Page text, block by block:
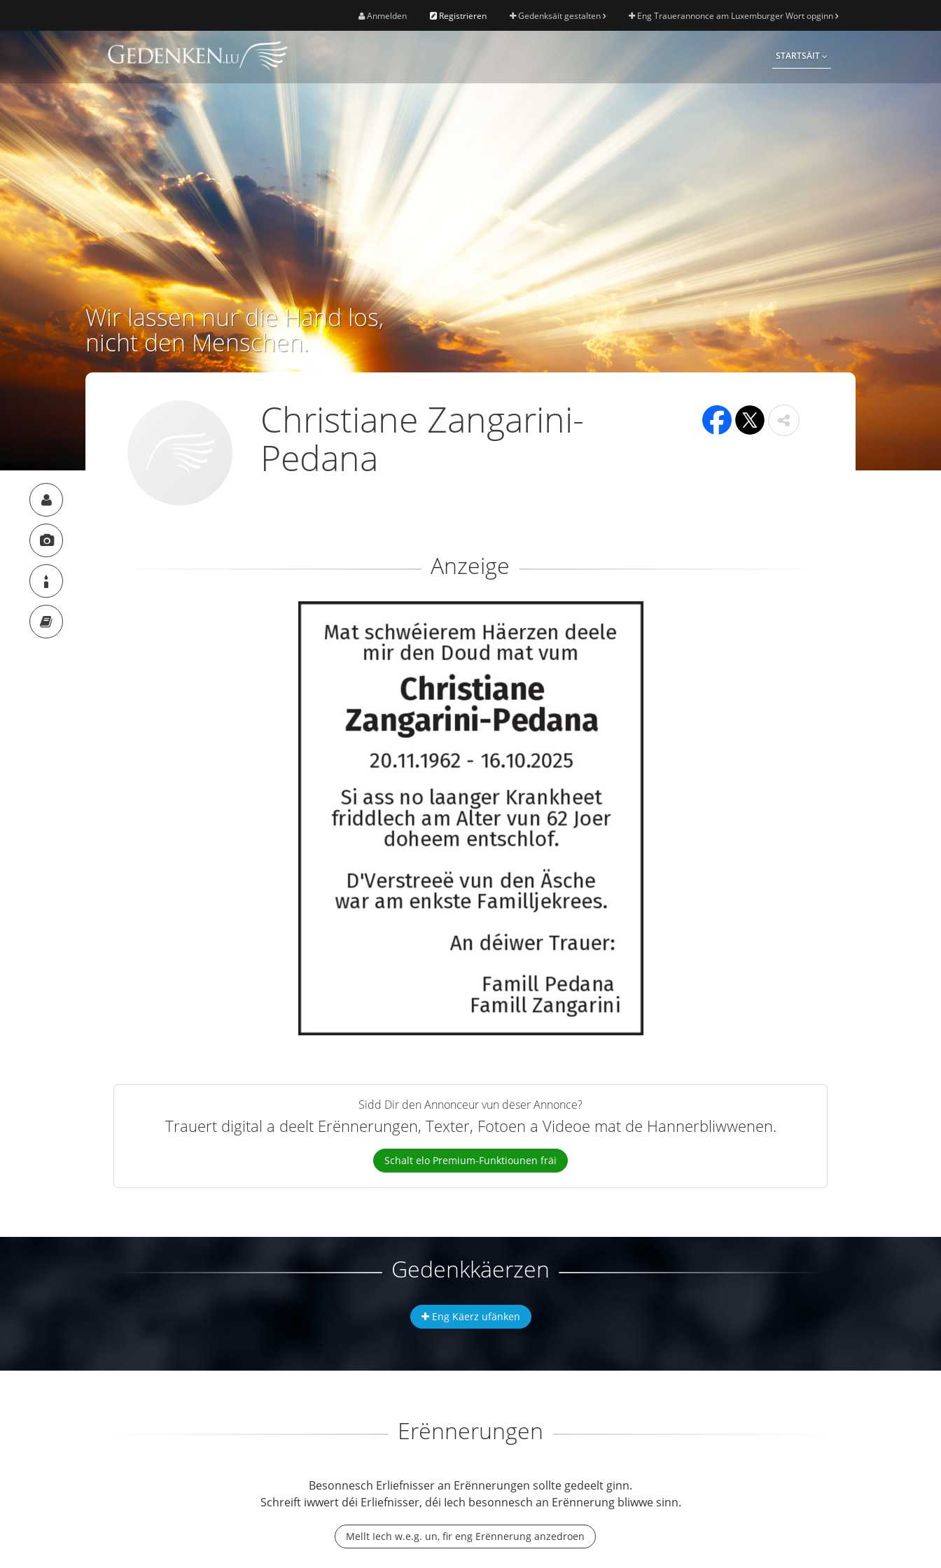
Anmelden Registrieren Gedenksäit gestalten Eng Trauerannonce am Luxemburger Wort opginn
STARTSÄIT
Wir lassen nur die Hand los,
nicht den Menschen.
Christiane Zangarini-
Pedana
Anzeige
Sidd Dir den Annonceur vun dëser Annonce?
Trauert digital a deelt Erënnerungen, Texter, Fotoen a Videoe mat de Hannerbliwwenen.
Schalt elo Premium-Funktiounen fräi
Gedenkkäerzen
Eng Käerz ufänken
Erënnerungen
Besonnesch Erliefnisser an Erënnerungen sollte gedeelt ginn.
Schreift iwwert déi Erliefnisser, déi Iech besonnesch an Erënnerung bliwwe sinn.
Mellt Iech w.e.g. un, fir eng Erënnerung anzedroen